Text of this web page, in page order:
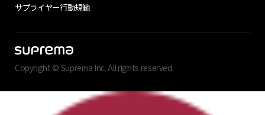
サプライヤー行動規範
Copyright © Suprema Inc. All rights reserved.